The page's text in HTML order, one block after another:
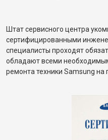
Штат сервисного центра
сертифицированными
специалисты проходят
обладают всеми
ремонта техники Samsung на